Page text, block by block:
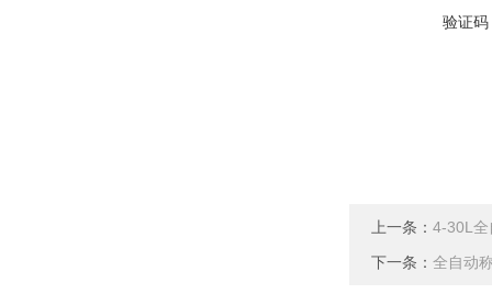
验证码
上一条： 4-30L全
下一条： 全自动